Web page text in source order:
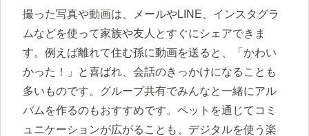
撮った写真や動画は、メールやLINE、インスタグラ
ムなどを使って家族や友人とすぐにシェアできま
す。例えば離れて住む孫に動画を送ると、「かわい
かった！」と喜ばれ、会話のきっかけになることも
多いものです。グループ共有でみんなと一緒にアル
バムを作るのもおすすめです。ペットを通じてコミ
ュニケーションが広がることも、デジタルを使う楽